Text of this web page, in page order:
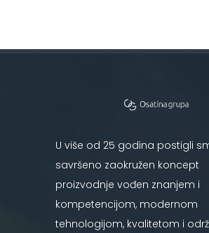
U više od 25 godina postigli
savršeno zaokružen koncept
proizvodnje vođen znanjem i
kompetencijom, modernom
tehnologijom, kvalitetom i